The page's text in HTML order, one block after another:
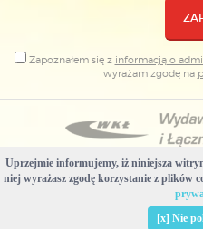
Zapoznałem się z informacją o
wyrażam zgodę na
Copyright ©
Projekt i realizacja:
Usuń pliki cookies
Uprzejmie informujemy, iż niniejsza
niej wyrażasz zgodę korzystanie z plików
[x] Nie